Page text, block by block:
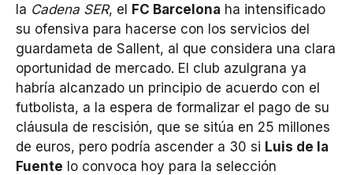
la Cadena SER, el FC Barcelona ha intensificado
su ofensiva para hacerse con los servicios del
guardameta de Sallent, al que considera una clara
oportunidad de mercado. El club azulgrana ya
habría alcanzado un principio de acuerdo con el
futbolista, a la espera de formalizar el pago de su
cláusula de rescisión, que se sitúa en 25 millones
de euros, pero podría ascender a 30 si Luis de la
Fuente lo convoca hoy para la selección